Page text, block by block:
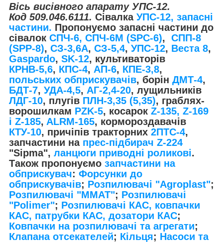
Вісь висівного апарату УПС-12.
Код 509.046.6111. Сівалка УПС-12, запасні
частини. Пропонуємо запасні частини до
сівалок СПЧ-6, СПЧ-6М (SPС-6), СПП-8
(SPP-8), СЗ-3,6А, СЗ-5,4, УПС-12, Веста 8,
Gaspardo, SK-12, культиваторів
КРНВ-5,6, КПС-4, АП-6, КПЕ-3,8,
польських обприскувачів, борін ДМТ-4,
БДТ-7, УДА-4,5, АГ-2,4-20, лущильників
ЛДГ-10, плугів ПЛН-3,35 (5,35), граблях-
ворошилкам PZK-5, косарок Z-135, Z-169
і Z-185, ALRM-165, кормороздавачів
КТУ-10, причіпів тракторних 2ПТС-4,
запчастини на прес-підбирач Z-224
"Sipma", ланцюги приводні роликові.
Також пропонуємо запчастини на
обприскувач: Форсунки до
обприскувачів; Розпилювачі "Agroplast";
Розпилювачі "MMAT"; Розпилювачі
"Polimer"; Розпилювачі КАС, ковпачки
КАС, патрубки КАС, дозатори КАС;
Ковпачки на розпилювачі та агрегати;
Клапана отсекателей; Кільця; Насоси та